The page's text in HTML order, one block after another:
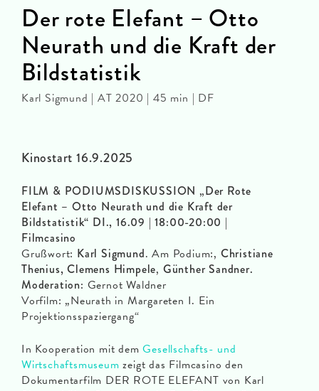
Kinostart 16.9.2025
FILM & PODIUMSDISKUSSION „Der Rote
Elefant – Otto Neurath und die Kraft der
Bildstatistik“ DI., 16.09 | 18:00-20:00 |
Filmcasino
Grußwort: Karl Sigmund. Am Podium:, Christiane
Thenius, Clemens Himpele, Günther Sandner.
Moderation: Gernot Waldner
Vorfilm: „Neurath in Margareten I. Ein
Projektionsspaziergang“
In Kooperation mit dem Gesellschafts- und
Wirtschaftsmuseum zeigt das Filmcasino den
Dokumentarfilm DER ROTE ELEFANT von Karl
Der rote Elefant – Otto
Neurath und die Kraft der
Bildstatistik
Karl Sigmund | AT 2020 | 45 min | DF